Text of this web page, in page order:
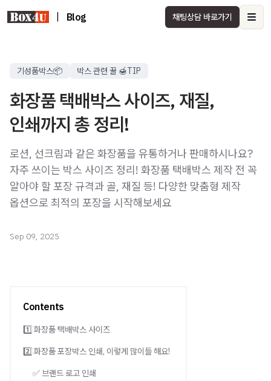
Blog 채팅상담 바로가기
기성품박스📦 박스 관련 꿀 🍯TIP
화장품 택배박스 사이즈, 재질,
인쇄까지 총 정리!
로션, 선크림과 같은 화장품을 유통하거나 판매하시나요?
자주 쓰이는 박스 사이즈 정리! 화장품 택배박스 제작 전 꼭
알아야 할 포장 규격과 골, 재질 등! 다양한 맞춤형 제작
옵션으로 최적의 포장을 시작해보세요
Sep 09, 2025
Contents
1️⃣ 화장품 택배박스 사이즈
2️⃣ 화장품 포장박스 인쇄, 이렇게 많이들 해요!
✅ 브랜드 로고 인쇄